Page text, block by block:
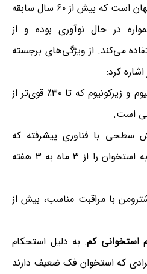
برندهای ایمپلنت دندان در جهان است که بیش از ۶۰ سال سابقه
در حال نوآوری بوده و از
می‌کند. از ویژگی‌های برجسته
کرد:
ترکیبی از تیتانیوم و زیرکونیوم که تا ۳۰٪ قوی‌تر از
است.
با فناوری پیشرفته که
زمان جوش خوردن ایمپلنت به استخوان را از ۳ ماه به ۳ هفته
با مراقبت مناسب، بیش از
استخوانی کم: به دلیل استحکام
که استخوان فک ضعیف دارند